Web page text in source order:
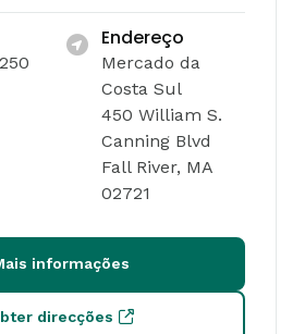
Endereço
Mercado da
Costa Sul
450 William S.
Canning Blvd
Fall River, MA
02721
informações
direcções